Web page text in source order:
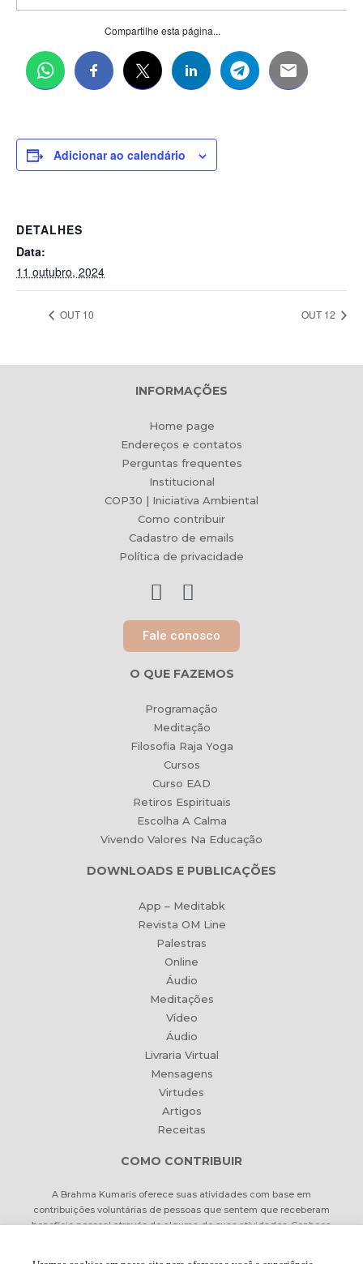
Compartilhe esta página...
Adicionar ao calendário
DETALHES
Data:
11 outubro, 2024
OUT 10 OUT 12
INFORMAÇÕES
Home page
Endereços e contatos
Perguntas frequentes
Institucional
COP30 | Iniciativa Ambiental
Como contribuir
Cadastro de emails
Política de privacidade
Fale conosco
O QUE FAZEMOS
Programação
Meditação
Filosofia Raja Yoga
Cursos
Curso EAD
Retiros Espirituais
Escolha A Calma
Vivendo Valores Na Educação
DOWNLOADS E PUBLICAÇÕES
App – Meditabk
Revista OM Line
Palestras
Online
Áudio
Meditações
Vídeo
Áudio
Livraria Virtual
Mensagens
Virtudes
Artigos
Receitas
COMO CONTRIBUIR
A Brahma Kumaris oferece suas atividades com base em
contribuições voluntárias de pessoas que sentem que receberam
benefício pessoal através de alguma de suas atividades. Conheça